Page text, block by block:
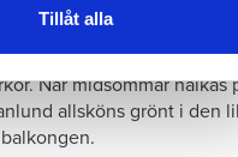
kombinera informationen
Tillåt alla
balkongen: ”God
örter, krispig sallad
När midsommar nalkas
allsköns grönt i den